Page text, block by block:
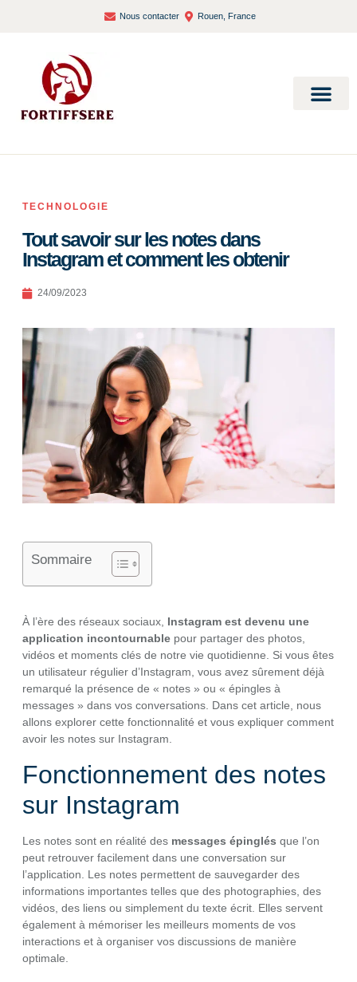
Nous contacter Rouen, France
TECHNOLOGIE
Tout savoir sur les notes dans
Instagram et comment les obtenir
24/09/2023
Sommaire
À l’ère des réseaux sociaux, Instagram est devenu une
application incontournable pour partager des photos,
vidéos et moments clés de notre vie quotidienne. Si vous êtes
un utilisateur régulier d’Instagram, vous avez sûrement déjà
remarqué la présence de « notes » ou « épingles à
messages » dans vos conversations. Dans cet article, nous
allons explorer cette fonctionnalité et vous expliquer comment
avoir les notes sur Instagram.
Fonctionnement des notes
sur Instagram
Les notes sont en réalité des messages épinglés que l’on
peut retrouver facilement dans une conversation sur
l’application. Les notes permettent de sauvegarder des
informations importantes telles que des photographies, des
vidéos, des liens ou simplement du texte écrit. Elles servent
également à mémoriser les meilleurs moments de vos
interactions et à organiser vos discussions de manière
optimale.